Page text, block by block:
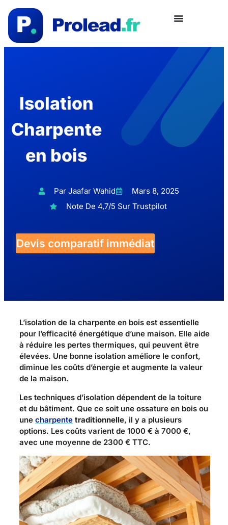
Isolation
Charpente
en bois
Par Jaafar Wahid
Mars 8, 2025
Note De 4,7/5 Sur Trustpilot
Devis comparatif immédiat
L’isolation de la charpente en bois est essentielle
pour l’efficacité énergétique d’une maison. Elle aide
à réduire les pertes thermiques, qui peuvent être
élevées. Une bonne isolation améliore le confort,
diminue les coûts d’énergie et augmente la valeur
de la maison.
Les techniques d’isolation dépendent de la toiture
et du bâtiment. Que ce soit une ossature en bois ou
une charpente traditionnelle, il y a plusieurs
options. Les coûts varient de 1000 € à 7000 €,
avec une moyenne de 2300 € TTC.